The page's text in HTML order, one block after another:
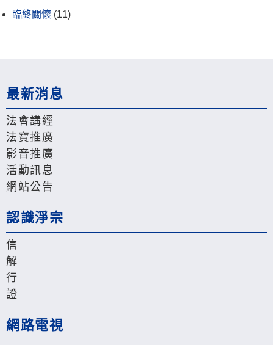
臨終關懷 (11)
最新消息
法會講經
法寶推廣
影音推廣
活動訊息
網站公告
認識淨宗
信
解
行
證
網路電視